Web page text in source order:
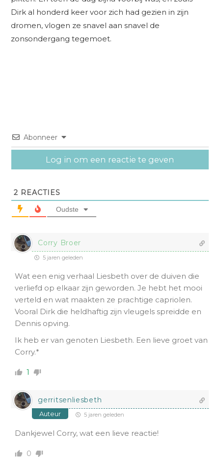
Dirk al honderd keer voor zich had gezien in zijn
dromen, vlogen ze snavel aan snavel de
zonsondergang tegemoet.
Abonneer
Log in om een reactie te geven
2 REACTIES
Oudste
Corry Broer
5 jaren geleden
Wat een enig verhaal Liesbeth over de duiven die
verliefd op elkaar zijn geworden. Je hebt het mooi
verteld en wat maakten ze prachtige capriolen.
Vooral Dirk die heldhaftig zijn vleugels spreidde en
Dennis opving.
Ik heb er van genoten Liesbeth. Een lieve groet van
Corry.*
1
gerritsenliesbeth
Auteur 5 jaren geleden
Dankjewel Corry, wat een lieve reactie!
0